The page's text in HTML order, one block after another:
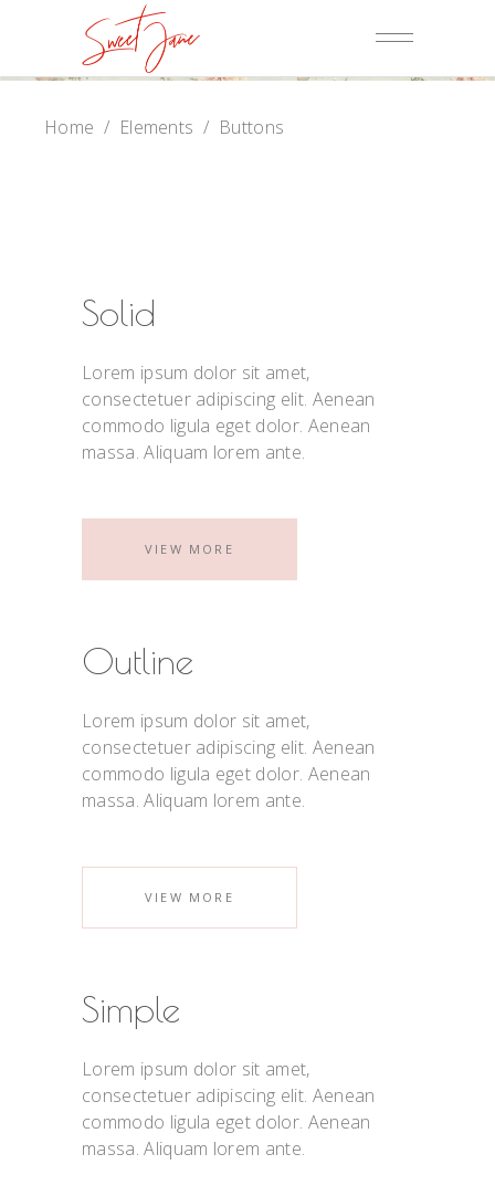
Home / Elements / Buttons
Solid
Lorem ipsum dolor sit amet,
consectetuer adipiscing elit. Aenean
commodo ligula eget dolor. Aenean
massa. Aliquam lorem ante.
VIEW MORE
Outline
Lorem ipsum dolor sit amet,
consectetuer adipiscing elit. Aenean
commodo ligula eget dolor. Aenean
massa. Aliquam lorem ante.
VIEW MORE
Simple
Lorem ipsum dolor sit amet,
consectetuer adipiscing elit. Aenean
commodo ligula eget dolor. Aenean
massa. Aliquam lorem ante.